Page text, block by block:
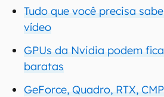
Tudo que você precisa
vídeo
GPUs da Nvidia podem
baratas
GeForce, Quadro, RTX,